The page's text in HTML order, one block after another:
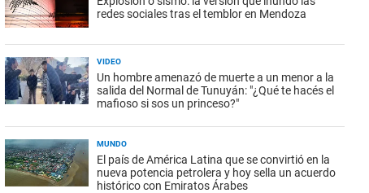
redes sociales tras el temblor en Mendoza
VIDEO
Un hombre amenazó de muerte a un menor a la
salida del Normal de Tunuyán: "¿Qué te hacés el
mafioso si sos un princeso?"
MUNDO
El país de América Latina que se convirtió en la
nueva potencia petrolera y hoy sella un acuerdo
histórico con Emiratos Árabes